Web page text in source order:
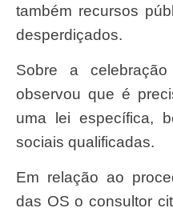
também recursos
desperdiçados.
Sobre a celebração das parcerias Rehem
observou que é
uma lei específica,
sociais qualificadas.
Em relação ao procedimento de qualificação
das OS o consultor